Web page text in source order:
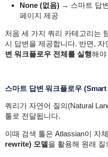
None (없음)→ 스마트 답
페이지 제공
처음 세 가지 쿼리 카테고리는
시 답변을 제공합니다. 반면, 자
변 워크플로우 전체를 실행해야
스마트 답변 워크플로우
쿼리가 자연어 질의(Natural
툴로 전달됩니다.
이때 검색 툴은 Atlassian이 자
rewrite) 모델을 활용해 원래